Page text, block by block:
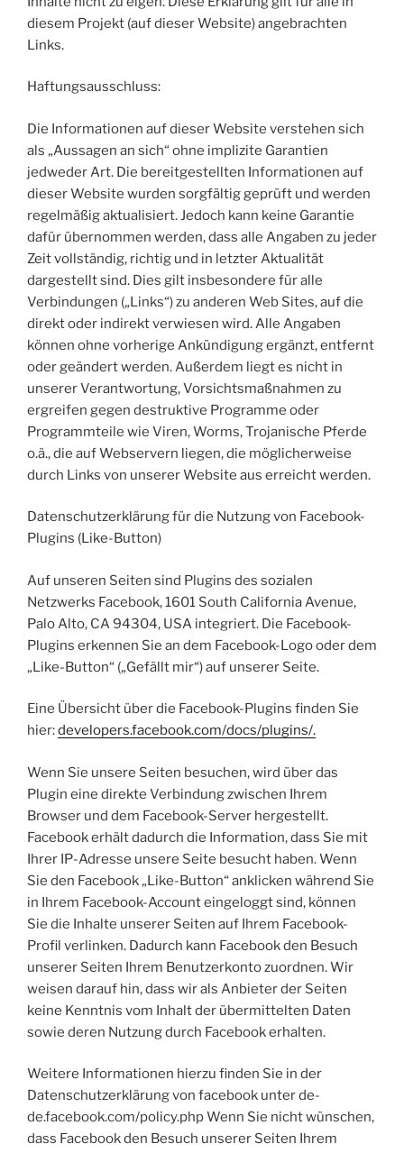
diesem Projekt (auf dieser Website) angebrachten
Links.
Haftungsausschluss:
Die Informationen auf dieser Website verstehen sich
als „Aussagen an sich“ ohne implizite Garantien
jedweder Art. Die bereitgestellten Informationen auf
dieser Website wurden sorgfältig geprüft und werden
regelmäßig aktualisiert. Jedoch kann keine Garantie
dafür übernommen werden, dass alle Angaben zu jeder
Zeit vollständig, richtig und in letzter Aktualität
dargestellt sind. Dies gilt insbesondere für alle
Verbindungen („Links“) zu anderen Web Sites, auf die
direkt oder indirekt verwiesen wird. Alle Angaben
können ohne vorherige Ankündigung ergänzt, entfernt
oder geändert werden. Außerdem liegt es nicht in
unserer Verantwortung, Vorsichtsmaßnahmen zu
ergreifen gegen destruktive Programme oder
Programmteile wie Viren, Worms, Trojanische Pferde
o.ä., die auf Webservern liegen, die möglicherweise
durch Links von unserer Website aus erreicht werden.
Datenschutzerklärung für die Nutzung von Facebook-
Plugins (Like-Button)
Auf unseren Seiten sind Plugins des sozialen
Netzwerks Facebook, 1601 South California Avenue,
Palo Alto, CA 94304, USA integriert. Die Facebook-
Plugins erkennen Sie an dem Facebook-Logo oder dem
„Like-Button“ („Gefällt mir“) auf unserer Seite.
Eine Übersicht über die Facebook-Plugins finden Sie
hier:developers.facebook.com/docs/plugins/.
Wenn Sie unsere Seiten besuchen, wird über das
Plugin eine direkte Verbindung zwischen Ihrem
Browser und dem Facebook-Server hergestellt.
Facebook erhält dadurch die Information, dass Sie mit
Ihrer IP-Adresse unsere Seite besucht haben. Wenn
Sie den Facebook „Like-Button“ anklicken während Sie
in Ihrem Facebook-Account eingeloggt sind, können
Sie die Inhalte unserer Seiten auf Ihrem Facebook-
Profil verlinken. Dadurch kann Facebook den Besuch
unserer Seiten Ihrem Benutzerkonto zuordnen. Wir
weisen darauf hin, dass wir als Anbieter der Seiten
keine Kenntnis vom Inhalt der übermittelten Daten
sowie deren Nutzung durch Facebook erhalten.
Weitere Informationen hierzu finden Sie in der
Datenschutzerklärung von facebook unter de-
de.facebook.com/policy.php Wenn Sie nicht wünschen,
dass Facebook den Besuch unserer Seiten Ihrem